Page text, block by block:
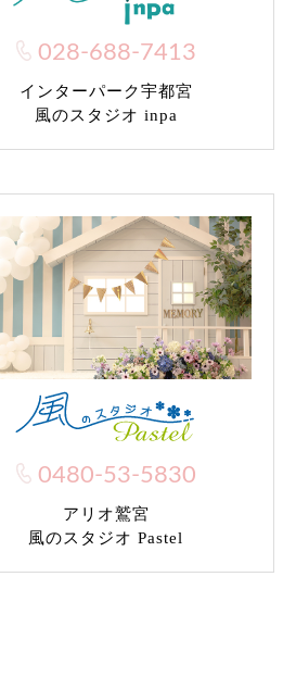
028-688-7413
インターパーク宇都宮
風のスタジオ inpa
0480-53-5830
アリオ鷲宮
風のスタジオ Pastel